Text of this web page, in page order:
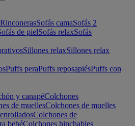
RinconerasSofás camaSofás 2
de pielSofás relaxSofás
Sillones relaxSillones relax
Puffs peraPuffs reposapiésPuffs con
y canapéColchones
de muellesColchones de muelles
Colchones de
bebéColchones hinchables